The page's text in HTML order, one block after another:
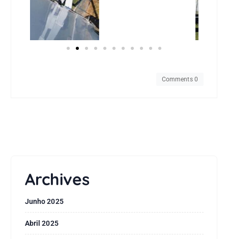
Comments 0
Archives
Junho 2025
Abril 2025